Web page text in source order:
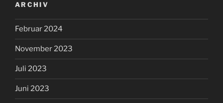
ARCHIV
Februar 2024
November 2023
Juli 2023
Juni 2023